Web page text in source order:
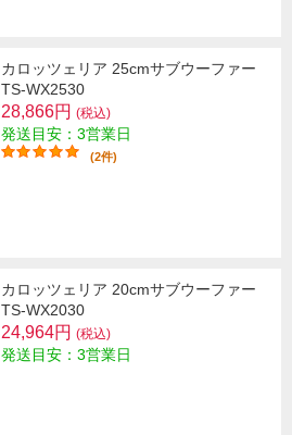
カロッツェリア 25cmサブウーファー
TS-WX2530
28,866円 (税込)
発送目安：3営業日
(2件)
カロッツェリア 20cmサブウーファー
TS-WX2030
24,964円 (税込)
発送目安：3営業日